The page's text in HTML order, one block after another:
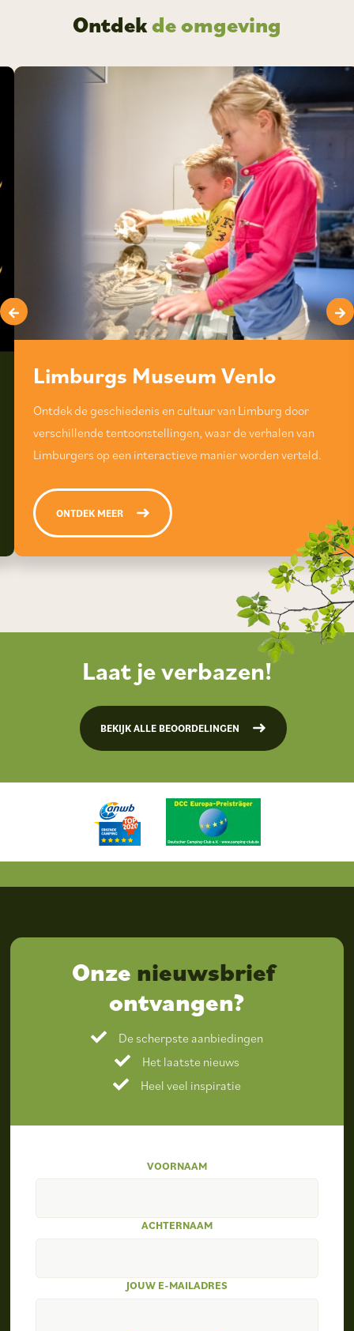
Ontdekde omgeving
Limburgs Museum Venlo
Ontdek de geschiedenis en cultuur van Limburg door
verschillende tentoonstellingen, waar de verhalen van
Limburgers op een interactieve manier worden verteld.
ONTDEK MEER
Laat je verbazen!
BEKIJK ALLE BEOORDELINGEN
Onze nieuwsbrief
ontvangen?
De scherpste aanbiedingen
Het laatste nieuws
Heel veel inspiratie
VOORNAAM
ACHTERNAAM
JOUW E-MAILADRES